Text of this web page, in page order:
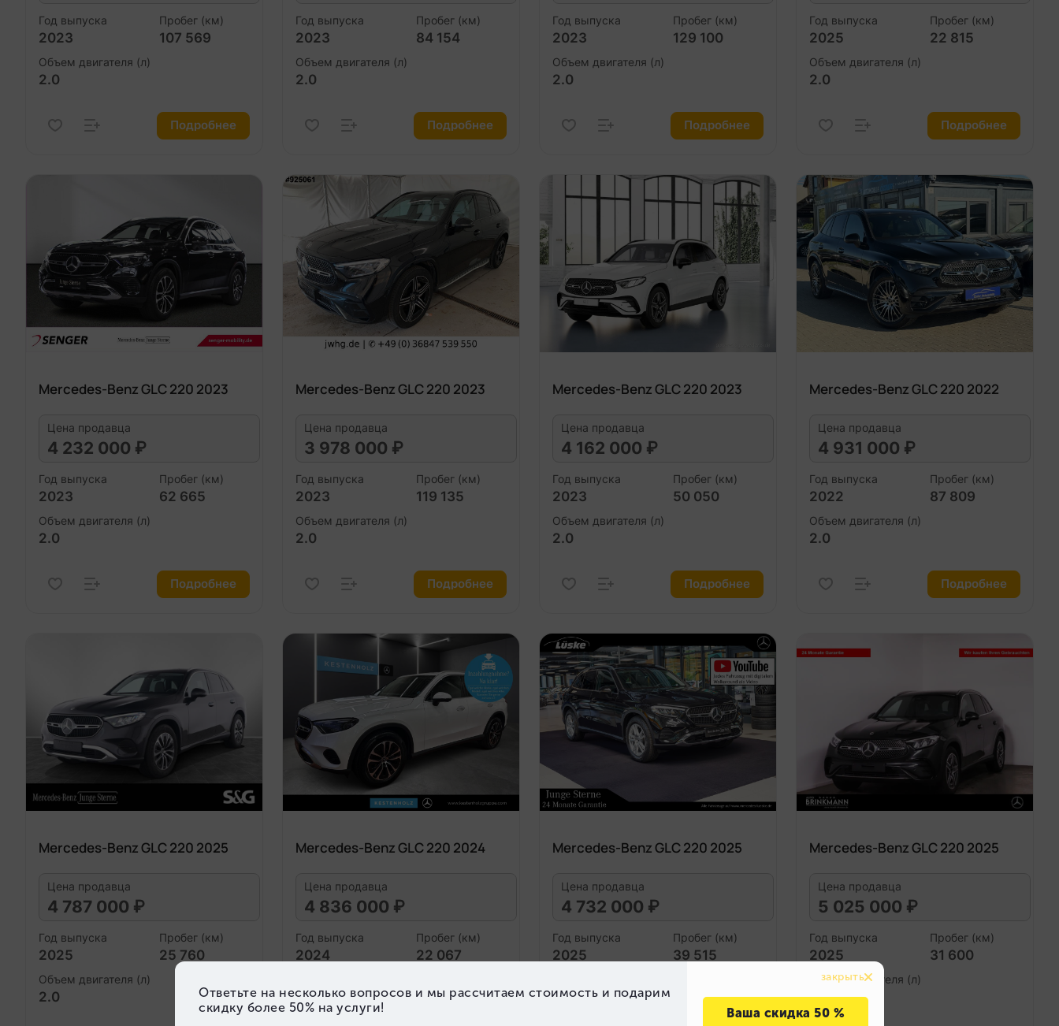
Год выпуска
2023
Пробег (км)
107 569
Объем двигателя (л)
2.0
Подробнее
Год выпуска
2023
Пробег (км)
84 154
Объем двигателя (л)
2.0
Подробнее
Год выпуска
2023
Пробег (км)
129 100
Объем двигателя (л)
2.0
Подробнее
Год выпуска
2025
Пробег (км)
22 815
Объем двигателя (л)
2.0
Подробнее
Mercedes-Benz GLC 220 2023
Цена продавца
4 232 000 ₽
Год выпуска
2023
Пробег (км)
62 665
Объем двигателя (л)
2.0
Подробнее
Mercedes-Benz GLC 220 2023
Цена продавца
3 978 000 ₽
Год выпуска
2023
Пробег (км)
119 135
Объем двигателя (л)
2.0
Подробнее
Mercedes-Benz GLC 220 2023
Цена продавца
4 162 000 ₽
Год выпуска
2023
Пробег (км)
50 050
Объем двигателя (л)
2.0
Подробнее
Mercedes-Benz GLC 220 2022
Цена продавца
4 931 000 ₽
Год выпуска
2022
Пробег (км)
87 809
Объем двигателя (л)
2.0
Подробнее
Mercedes-Benz GLC 220 2025
Цена продавца
4 787 000 ₽
Год выпуска
2025
Пробег (км)
25 760
Объем двигателя (л)
2.0
Mercedes-Benz GLC 220 2024
Цена продавца
4 836 000 ₽
Год выпуска
2024
Пробег (км)
22 067
2.0
Mercedes-Benz GLC 220 2025
Цена продавца
4 732 000 ₽
Год выпуска
2025
Пробег (км)
39 515
2.0
Mercedes-Benz GLC 220 2025
Цена продавца
5 025 000 ₽
Год выпуска
2025
Пробег (км)
31 600
Объем двигателя (л)
2.0